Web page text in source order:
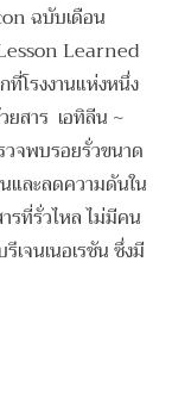
ฉบับเดือน
Learned
โรงงานแห่งหนึ่ง
ยสาร เอทิลีน ~
จพบรอยรั่วขนาด
และลดความดันใน
ที่รั่วไหล ไม่มีคน
เจนเนอเรชัน ซึ่งมี